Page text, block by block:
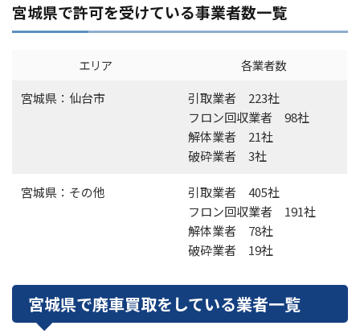
宮城県で許可を受けている事業者数一覧
エリア
各業者数
宮城県：仙台市
引取業者 223社
フロン回収業者 98社
解体業者 21社
破砕業者 3社
宮城県：その他
引取業者 405社
フロン回収業者 191社
解体業者 78社
破砕業者 19社
宮城県で廃車買取をしている業者一覧